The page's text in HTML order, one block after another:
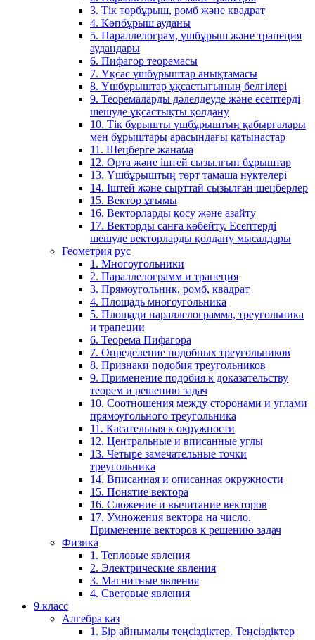
3. Тік төрбұрыш, ромб және квадрат
4. Көпбұрыш ауданы
5. Параллелограм, үшбұрыш және трапеция
аудандары
6. Пифагор теоремасы
7. Ұқсас үшбұрыштар анықтамасы
8. Үшбұрыштар ұқсастығының белгілері
9. Теоремаларды дәлелдеуде және есептерді
шешуде ұқсастықты қолдану
10. Тік бұрышты үшбұрыштың қабырғалары
мен бұрыштары арасындағы қатынастар
11. Шеңберге жанама
12. Орта және іштей сызылғын бұрыштар
13. Үшбұрыштың төрт тамаша нүктелері
14. Іштей және сырттай сызылған шеңберлер
15. Вектор ұғымы
16. Векторларды қосу және азайту
17. Векторды санға көбейту. Есептерді
шешуде векторларды қолдану мысалдары
Геометрия рус
1. Многоугольники
2. Параллелограмм и трапеция
3. Прямоугольник, ромб, квадрат
4. Площадь многоугольника
5. Площади параллелограмма, треугольника
и трапеции
6. Теорема Пифагора
7. Определение подобных треугольников
8. Признаки подобия треугольников
9. Применение подобия к доказательству
теорем и решению задач
10. Соотношения между сторонами и углами
прямоугольного треугольника
11. Касательная к окружности
12. Центральные и вписанные углы
13. Четыре замечательные точки
треугольника
14. Вписанная и описанная окружности
15. Понятие вектора
16. Сложение и вычитание векторов
17. Умножения вектора на число.
Применение векторов к решению задач
Физика
1. Тепловые явления
2. Электрические явления
3. Магнитные явления
4. Световые явления
9 класс
Алгебра каз
1. Бір айнымалы теңсіздіктер. Теңсіздіктер